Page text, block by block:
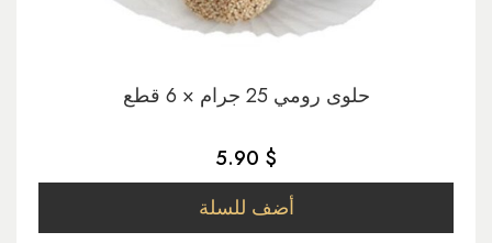
حلوى رومي 25 جرام × 6 قطع
5.90 $
أضف للسلة